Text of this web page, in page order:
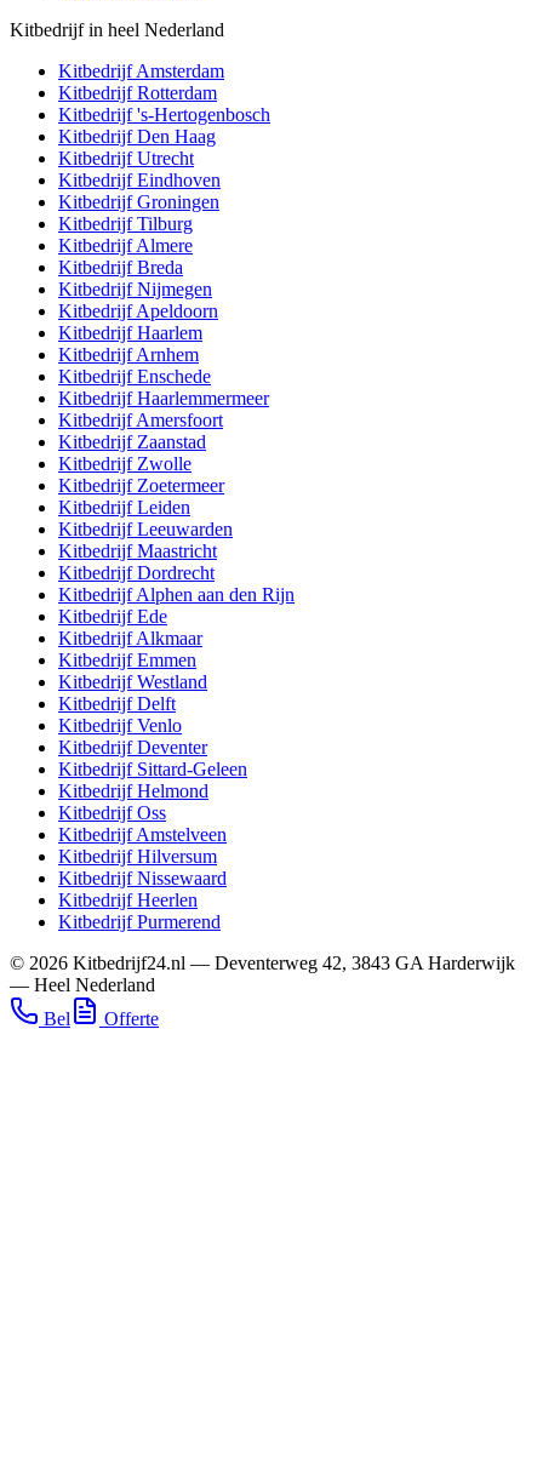
Kitbedrijf in heel Nederland
KitbedrijfAmsterdam
KitbedrijfRotterdam
Kitbedrijf's-Hertogenbosch
KitbedrijfDen Haag
KitbedrijfUtrecht
KitbedrijfEindhoven
KitbedrijfGroningen
KitbedrijfTilburg
KitbedrijfAlmere
KitbedrijfBreda
KitbedrijfNijmegen
KitbedrijfApeldoorn
KitbedrijfHaarlem
KitbedrijfArnhem
KitbedrijfEnschede
KitbedrijfHaarlemmermeer
KitbedrijfAmersfoort
Kitbedrijf Zaanstad
Kitbedrijf Zwolle
Kitbedrijf Zoetermeer
KitbedrijfLeiden
KitbedrijfLeeuwarden
KitbedrijfMaastricht
KitbedrijfDordrecht
KitbedrijfAlphen aan den Rijn
KitbedrijfEde
KitbedrijfAlkmaar
KitbedrijfEmmen
KitbedrijfWestland
KitbedrijfDelft
KitbedrijfVenlo
KitbedrijfDeventer
Kitbedrijf Sittard-Geleen
KitbedrijfHelmond
KitbedrijfOss
KitbedrijfAmstelveen
KitbedrijfHilversum
KitbedrijfNissewaard
KitbedrijfHeerlen
KitbedrijfPurmerend
© 2026 Kitbedrijf24.nl — Deventerweg 42, 3843 GA Harderwijk
— Heel Nederland
Bel
Offerte